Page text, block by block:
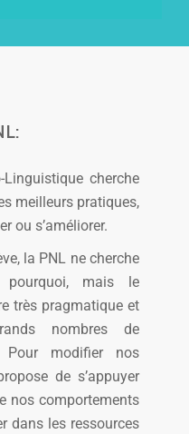
cherche
meilleurs pratiques,
ou s’améliorer.
la PNL ne cherche
mais le
très pragmatique et
nombres de
Pour modifier nos
de s’appuyer
nos comportements
dans les ressources